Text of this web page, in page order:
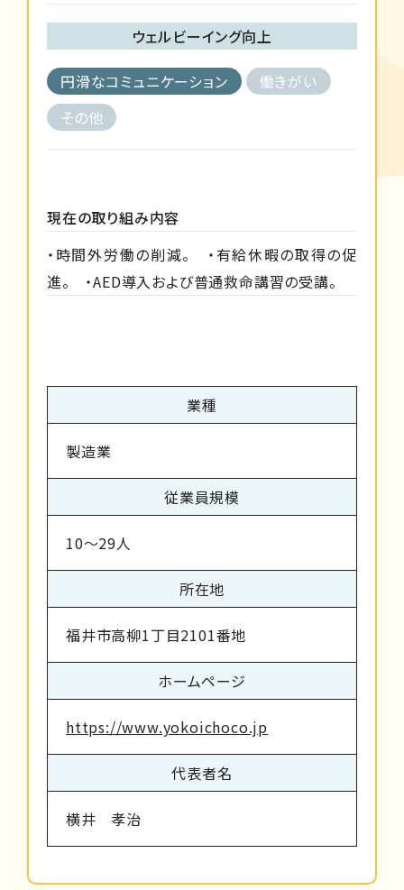
ウェルビーイング向上
円滑なコミュニケーション
働きがい
その他
現在の取り組み内容
・時間外労働の削減。 ・有給休暇の取得の促
進。 ・AED導入および普通救命講習の受講。
業種
製造業
従業員規模
10～29人
所在地
福井市高柳1丁目2101番地
ホームページ
https://www.yokoichoco.jp
代表者名
横井 孝治